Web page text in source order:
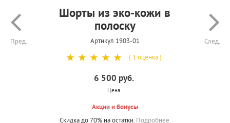
Пред.
Шорты из эко-кожи в
полоску
Артикул 1903-01 След.
☆
☆
☆
☆
☆ ( 1 оценка )
6 500 руб.
Цена
Акции и бонусы
Скидка до 70% на остатки. Подробнее.